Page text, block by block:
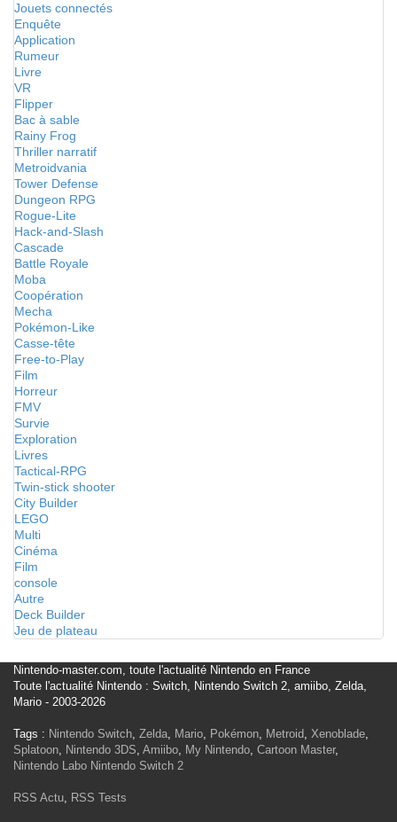
Jouets connectés
Enquête
Application
Rumeur
Livre
VR
Flipper
Bac à sable
Rainy Frog
Thriller narratif
Metroidvania
Tower Defense
Dungeon RPG
Rogue-Lite
Hack-and-Slash
Cascade
Battle Royale
Moba
Coopération
Mecha
Pokémon-Like
Casse-tête
Free-to-Play
Film
Horreur
FMV
Survie
Exploration
Livres
Tactical-RPG
Twin-stick shooter
City Builder
LEGO
Multi
Cinéma
Film
console
Autre
Deck Builder
Jeu de plateau
Nintendo-master.com, toute l'actualité Nintendo en France
Toute l'actualité Nintendo : Switch, Nintendo Switch 2, amiibo, Zelda,
Mario - 2003-2026
Tags : Nintendo Switch, Zelda, Mario, Pokémon, Metroid, Xenoblade,
Splatoon, Nintendo 3DS, Amiibo, My Nintendo, Cartoon Master,
Nintendo Labo Nintendo Switch 2
RSS Actu, RSS Tests